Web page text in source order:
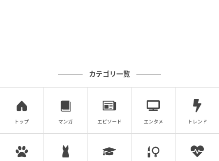
カテゴリ一覧
トップ マンガ エピソード エンタメ トレンド